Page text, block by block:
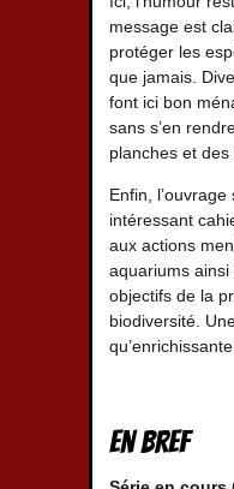
message est
protéger les
que jamais.
font ici bon
sans s’en
planches et
Enfin,
intéressant
aux actions
aquariums ainsi
objectifs de la
biodiversité.
En bref